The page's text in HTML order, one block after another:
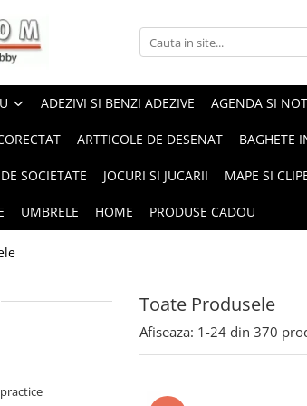
ADEZIVI SI BENZI ADEZIVE AGENDA SI
ARTTICOLE DE DESENAT BAGHETE
SOCIETATE JOCURI SI JUCARII MAPE SI
UMBRELE HOME PRODUSE CADOU
Toate Produsele
Afiseaza: 1-24 din 370